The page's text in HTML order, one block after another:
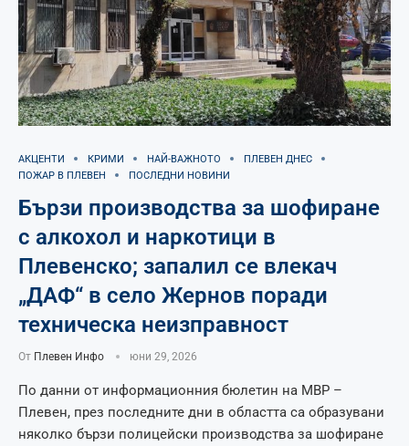
АКЦЕНТИ КРИМИ НАЙ-ВАЖНОТО
ПЛЕВЕН ДНЕС
ПОЖАР В ПЛЕВЕН
ПОСЛЕДНИ НОВИНИ
Бързи производства за шофиране
с алкохол и наркотици в
Плевенско; запалил се влекач
„ДАФ“ в село Жернов поради
техническа неизправност
От Плевен Инфо юни 29, 2026
По данни от информационния бюлетин на МВР –
Плевен, през последните дни в областта са образувани
няколко бързи полицейски производства за шофиране